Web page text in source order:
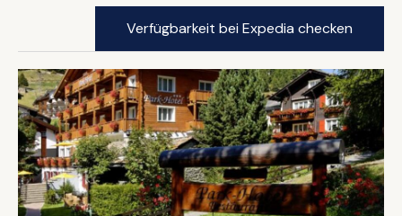
Verfügbarkeit bei Expedia checken